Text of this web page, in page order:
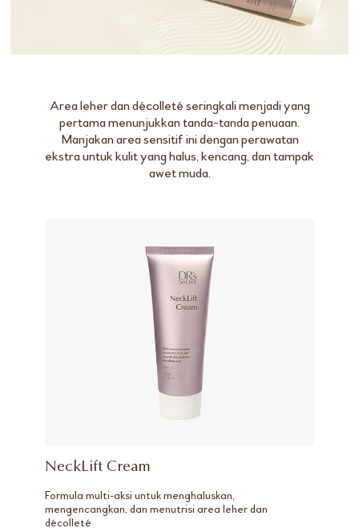
Area leher dan décolleté seringkali menjadi yang
pertama menunjukkan tanda-tanda penuaan.
Manjakan area sensitif ini dengan perawatan
ekstra untuk kulit yang halus, kencang, dan tampak
awet muda.
NeckLift Cream
Formula multi-aksi untuk menghaluskan,
mengencangkan, dan menutrisi area leher dan
décolleté